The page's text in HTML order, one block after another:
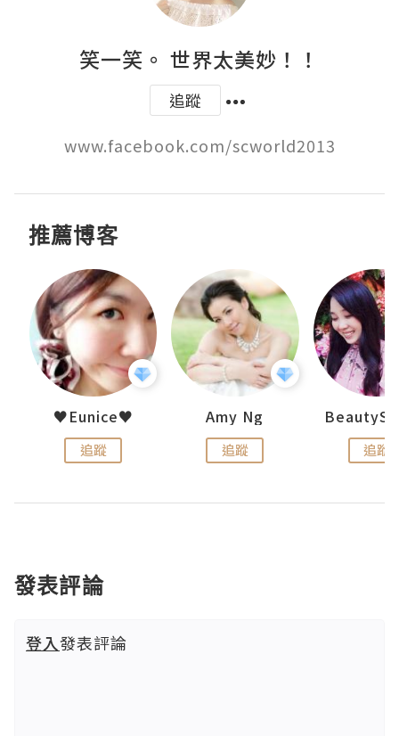
笑一笑。 世界太美妙！！
追蹤
www.facebook.com/scworld2013
推薦博客
♥Eunice♥
追蹤
Amy Ng
追蹤 追蹤
發表評論
登入發表評論